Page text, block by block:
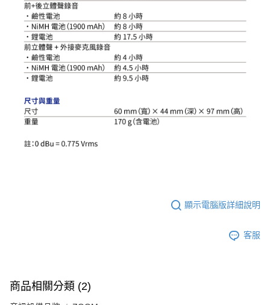
顯示電腦版詳細說明
客服
商品相關分類 (2)